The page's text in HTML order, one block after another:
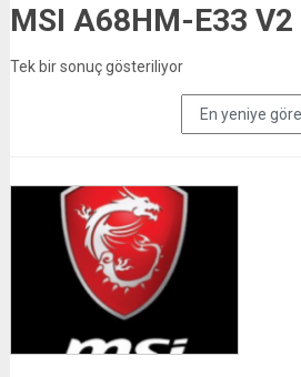
MSI A68HM-E33 V2
Tek bir sonuç gösteriliyor